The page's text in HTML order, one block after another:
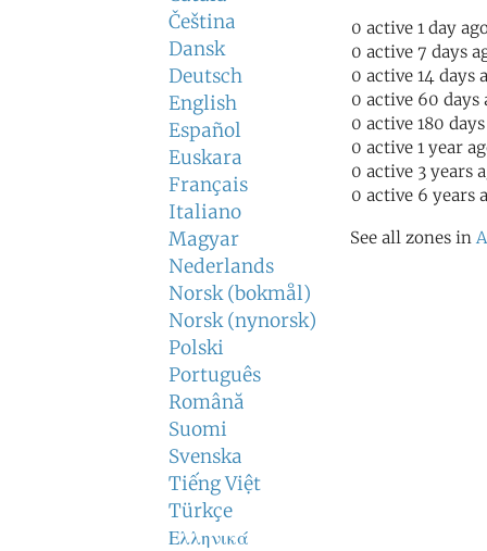
Čeština
Dansk
Deutsch
English
Español
Euskara
Français
Italiano
Magyar
Nederlands
Norsk (bokmål)
Norsk (nynorsk)
Polski
Português
Română
Suomi
Svenska
Tiếng Việt
Türkçe
Ελληνικά
0 active 1 day
0 active 7 days
0 active 14 days
0 active 60 days
0 active 180
0 active 1 year
0 active 3 years
0 active 6 years
See all zones in